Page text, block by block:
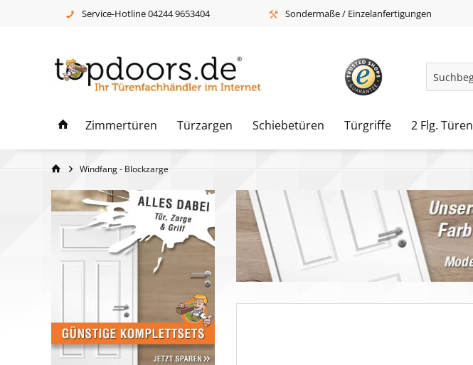
Service-Hotline 04244 9653404 Sondermaße / Einzelanfertigungen
Zimmertüren Türzargen Schiebetüren Türgriffe 2 Flg. Türen
Windfang - Blockzarge